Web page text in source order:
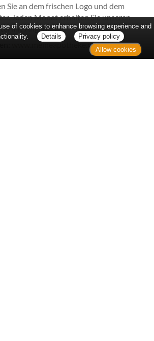
Sie an dem frischen Logo und dem
Jeden Monat erhalten Sie unseren
mit Angeboten.
www.meineapotheke.de
of cookies to enhance browsing experience and
Details
Privacy policy
Allow cookies